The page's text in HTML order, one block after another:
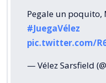
Pegale un poquito,
#JuegaVélez
pic.twitter.com/
— Vélez Sarsfield